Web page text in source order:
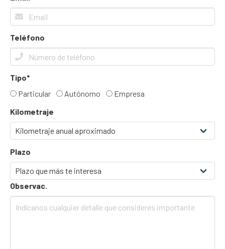
Teléfono
Tipo*
Particular
Autónomo
Empresa
Kilometraje
Plazo
Observac.